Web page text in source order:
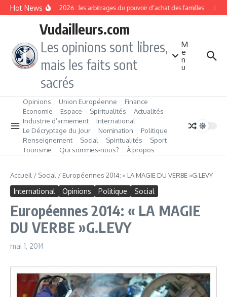
Aller au contenu
Hot NewsRentrée 2026 : les arbitrages du pouvoir d’achat des familles
Vudailleurs.com
Les opinions sont libres,
mais les faits sont
sacrés
M
e
n
u
Opinions Union Européenne
Finance
Economie
Espace Spiritualités
Actualités
Industrie d’armement
International
Le Décryptage du Jour
Nomination
Politique
Renseignement
Social Spiritualités
Sport
Tourisme
Qui sommes‑nous? À propos
Accueil / Social / Européennes 2014: « LA MAGIE DU VERBE »G.LEVY
International Opinions Politique Social
Européennes 2014: « LA MAGIE
DU VERBE »G.LEVY
mai 1, 2014